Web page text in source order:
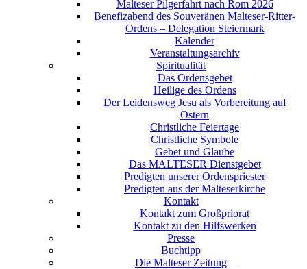
Malteser Pilgerfahrt nach Rom 2026
Benefizabend des Souveränen Malteser-Ritter-
Ordens – Delegation Steiermark
Kalender
Veranstaltungsarchiv
Spiritualität
Das Ordensgebet
Heilige des Ordens
Der Leidensweg Jesu als Vorbereitung auf
Ostern
Christliche Feiertage
Christliche Symbole
Gebet und Glaube
Das MALTESER Dienstgebet
Predigten unserer Ordenspriester
Predigten aus der Malteserkirche
Kontakt
Kontakt zum Großpriorat
Kontakt zu den Hilfswerken
Presse
Buchtipp
Die Malteser Zeitung